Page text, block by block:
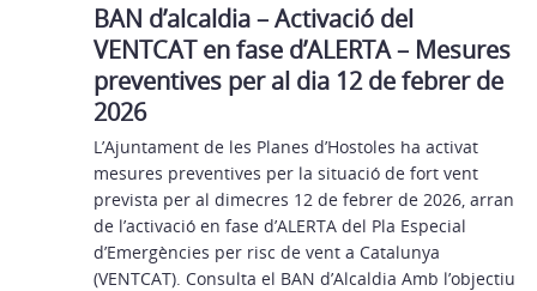
BAN d’alcaldia – Activació del
VENTCAT en fase d’ALERTA – Mesures
preventives per al dia 12 de febrer de
2026
L’Ajuntament de les Planes d’Hostoles ha activat
mesures preventives per la situació de fort vent
prevista per al dimecres 12 de febrer de 2026, arran
de l’activació en fase d’ALERTA del Pla Especial
d’Emergències per risc de vent a Catalunya
(VENTCAT). Consulta el BAN d’Alcaldia​ Amb l’objectiu